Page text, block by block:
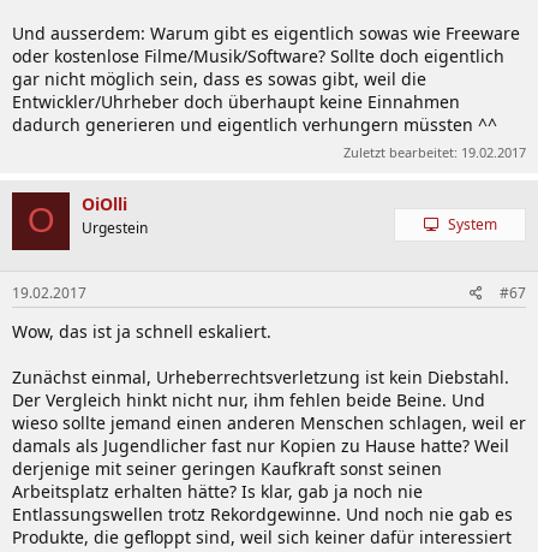
Und ausserdem: Warum gibt es eigentlich sowas wie Freeware
oder kostenlose Filme/Musik/Software? Sollte doch eigentlich
gar nicht möglich sein, dass es sowas gibt, weil die
Entwickler/Uhrheber doch überhaupt keine Einnahmen
dadurch generieren und eigentlich verhungern müssten ^^
Zuletzt bearbeitet: 19.02.2017
O OiOlli
Urgestein System
19.02.2017 #67
Wow, das ist ja schnell eskaliert.
Zunächst einmal, Urheberrechtsverletzung ist kein Diebstahl.
Der Vergleich hinkt nicht nur, ihm fehlen beide Beine. Und
wieso sollte jemand einen anderen Menschen schlagen, weil er
damals als Jugendlicher fast nur Kopien zu Hause hatte? Weil
derjenige mit seiner geringen Kaufkraft sonst seinen
Arbeitsplatz erhalten hätte? Is klar, gab ja noch nie
Entlassungswellen trotz Rekordgewinne. Und noch nie gab es
Produkte, die gefloppt sind, weil sich keiner dafür interessiert